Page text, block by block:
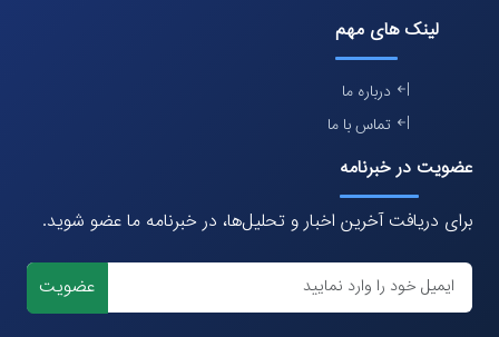
لینک های مهم
درباره ما
تماس با ما
عضویت در خبرنامه
برای دریافت آخرین اخبار و تحلیل‌ها، در خبرنامه ما عضو شوید.
عضویت